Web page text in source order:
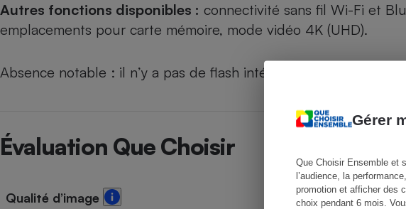
Gérer
Que Choisir Ensemble et
l’audience, la
promotion et afficher des
choix pendant 6 mois.
Autres fonctions disponibles : connectivité sans fil Wi-Fi et
emplacements pour carte mémoire, mode vidéo 4K (UHD).
Absence notable : il n’y a pas de flash intégré.
Évaluation Que Choisir
Qualité d’image
Robot ménager